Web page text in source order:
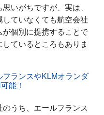
いがちですが、実は、
ていなくても航空会社
が個別に提携することで
ているところもありま
フランスやKLMオランダ
能！
うち、エールフランス